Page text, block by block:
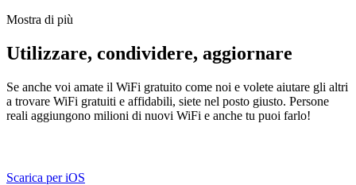
Mostra di più
Utilizzare, condividere, aggiornare
Se anche voi amate il WiFi gratuito come noi e volete aiutare gli altri
a trovare WiFi gratuiti e affidabili, siete nel posto giusto. Persone
reali aggiungono milioni di nuovi WiFi e anche tu puoi farlo!
Scarica per iOS